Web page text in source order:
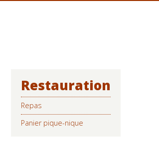
NAVIGATION
Restauration
Repas
Panier pique-nique